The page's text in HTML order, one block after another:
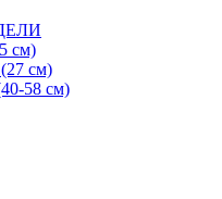
см)
см)
58 см)